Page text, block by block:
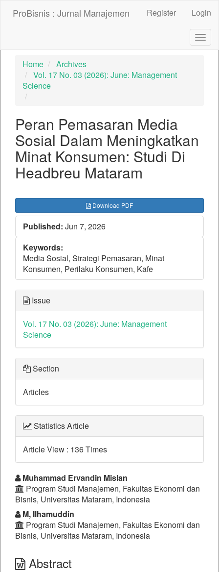
##plugins.themes.bootstrap3.accessible_menu.sidebar##
ProBisnis : Jurnal Manajemen Register Login
Home
Archives
Vol. 17 No. 03 (2026): June: Management
Science
Peran Pemasaran Media
Sosial Dalam Meningkatkan
Minat Konsumen: Studi Di
Headbreu Mataram
Download PDF
Published: Jun 7, 2026
Keywords:
Media Sosial, Strategi Pemasaran, Minat
Konsumen, Perilaku Konsumen, Kafe
Issue
Vol. 17 No. 03 (2026): June: Management
Science
Section
Articles
Statistics Article
Article View : 136 Times
Muhammad Ervandin Mislan
Program Studi Manajemen, Fakultas Ekonomi dan
Bisnis, Universitas Mataram, Indonesia
M, Ilhamuddin
Program Studi Manajemen, Fakultas Ekonomi dan
Bisnis, Universitas Mataram, Indonesia
Abstract